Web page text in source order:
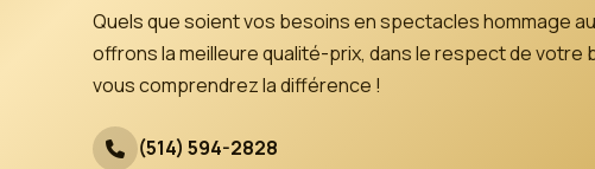
Quels que soient vos besoins en spectacles hommage
offrons la meilleure qualité-prix, dans le respect de
vous comprendrez la différence !
(514) 594-2828